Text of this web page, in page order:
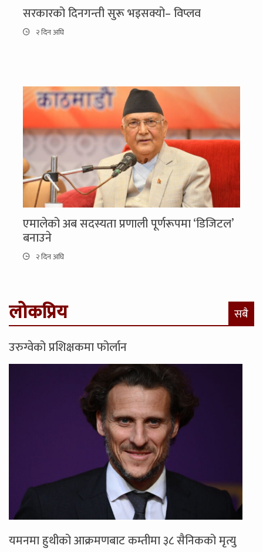
सरकारको दिनगन्ती सुरू भइसक्यो– विप्लव
२ दिन अघि
एमालेको अब सदस्यता प्रणाली पूर्णरूपमा ‘डिजिटल’
बनाउने
२ दिन अघि
लोकप्रिय सबै
उरुग्वेको प्रशिक्षकमा फोर्लान
यमनमा हुथीको आक्रमणबाट कम्तीमा ३८ सैनिकको मृत्यु